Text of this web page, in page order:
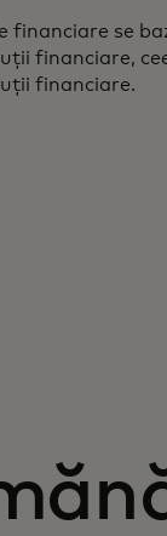
se
financiare,
financiare.